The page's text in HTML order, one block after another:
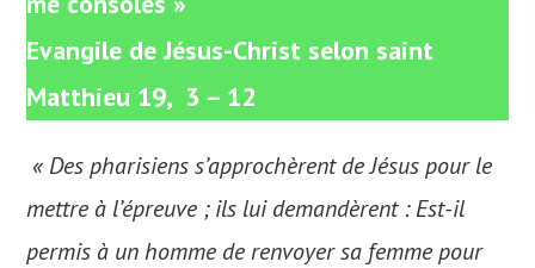
Evangile de Jésus-Christ selon saint
Matthieu 19, 3 – 12
« Des pharisiens s’approchèrent de Jésus pour le
mettre à l’épreuve ; ils lui demandèrent : Est-il
permis à un homme de renvoyer sa femme pour